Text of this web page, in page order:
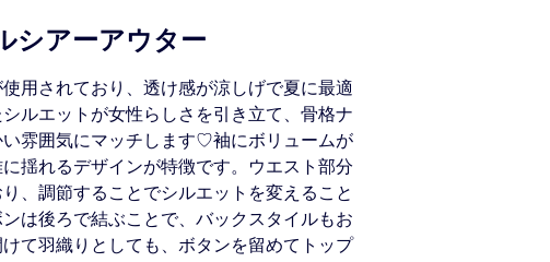
シアーアウター
用されており、透け感が涼しげで夏に最適
ルエットが女性らしさを引き立て、骨格ナ
雰囲気にマッチします♡袖にボリュームが
揺れるデザインが特徴です。ウエスト部分
、調節することでシルエットを変えること
は後ろで結ぶことで、バックスタイルもお
て羽織りとしても、ボタンを留めてトップ